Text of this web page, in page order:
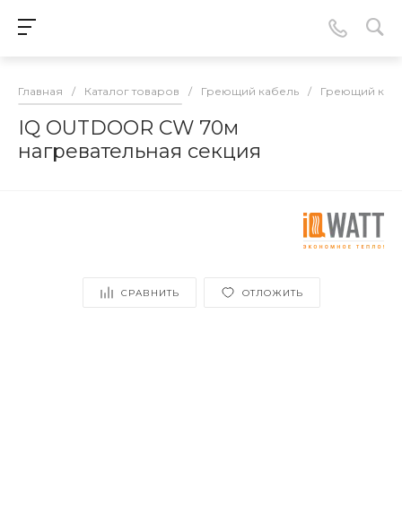
Главная / Каталог товаров / Греющий кабель / Греющий
IQ OUTDOOR CW 70м
нагревательная секция
СРАВНИТЬ ОТЛОЖИТЬ